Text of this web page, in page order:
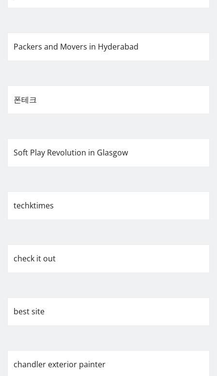
Packers and Movers in Hyderabad
폰테크
Soft Play Revolution in Glasgow
techktimes
check it out
best site
chandler exterior painter